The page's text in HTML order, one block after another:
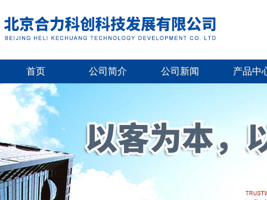
首页 公司简介 公司新闻 产品中